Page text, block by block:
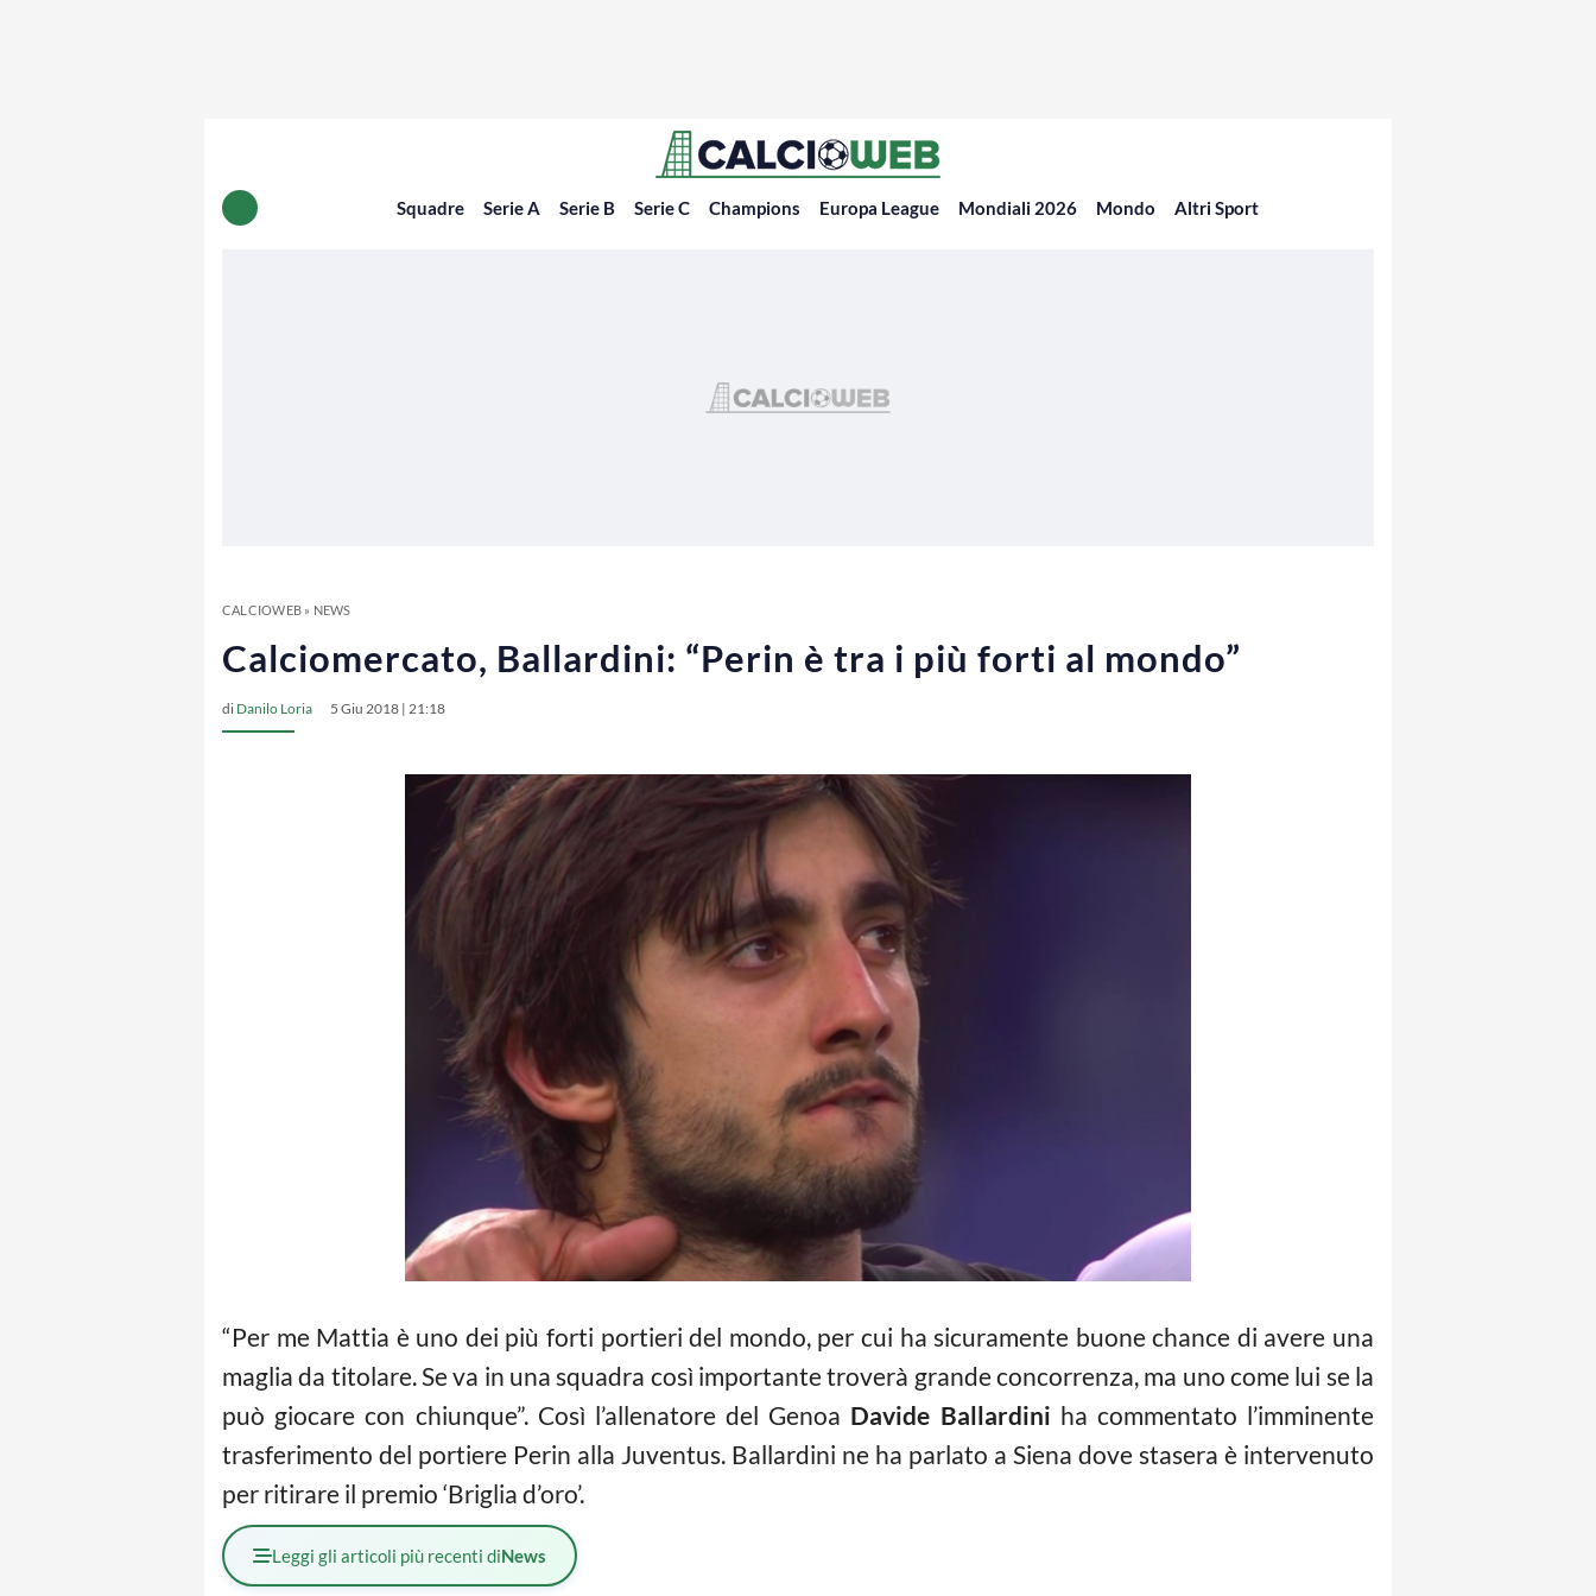
Squadre Serie A Serie B Serie C Champions Europa League Mondiali 2026 Mondo Altri Sport
CALCIOWEB» NEWS
Calciomercato, Ballardini: “Perin è tra i più forti al mondo”
di Danilo Loria 5 Giu 2018 | 21:18
“Per me Mattia è uno dei più forti portieri del mondo, per cui ha sicuramente buone chance di avere una
maglia da titolare. Se va in una squadra così importante troverà grande concorrenza, ma uno come lui se la
può giocare con chiunque”. Così l’allenatore del Genoa Davide Ballardini ha commentato l’imminente
trasferimento del portiere Perin alla Juventus. Ballardini ne ha parlato a Siena dove stasera è intervenuto
per ritirare il premio ‘Briglia d’oro’.
Leggi gli articoli più recenti diNews